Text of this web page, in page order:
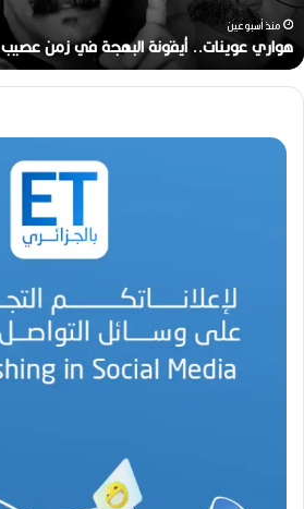
ا
ت
.
منذ أسبوعين
هواري عوينات.. أيقونة البهجة في زمن عصيب